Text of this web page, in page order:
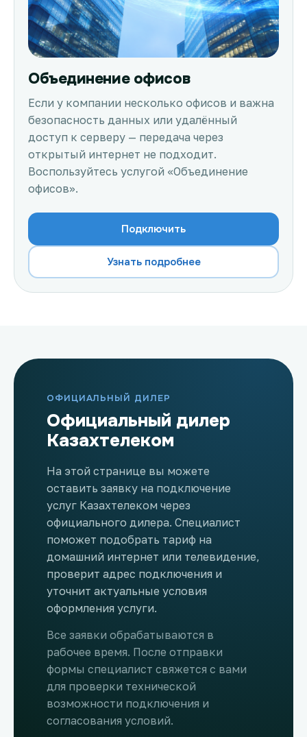
Объединение офисов
Если у компании несколько офисов и важна
безопасность данных или удалённый
доступ к серверу — передача через
открытый интернет не подходит.
Воспользуйтесь услугой «Объединение
офисов».
Подключить
Узнать подробнее
ОФИЦИАЛЬНЫЙ ДИЛЕР
Официальный дилер
Казахтелеком
На этой странице вы можете
оставить заявку на подключение
услуг Казахтелеком через
официального дилера. Специалист
поможет подобрать тариф на
домашний интернет или телевидение,
проверит адрес подключения и
уточнит актуальные условия
оформления услуги.
Все заявки обрабатываются в
рабочее время. После отправки
формы специалист свяжется с вами
для проверки технической
возможности подключения и
согласования условий.